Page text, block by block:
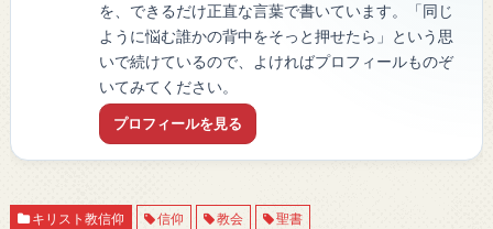
を、できるだけ正直な言葉で書いています。「同じ
ように悩む誰かの背中をそっと押せたら」という思
いで続けているので、よければプロフィールものぞ
いてみてください。
プロフィールを見る
キリスト教信仰 信仰 教会 聖書